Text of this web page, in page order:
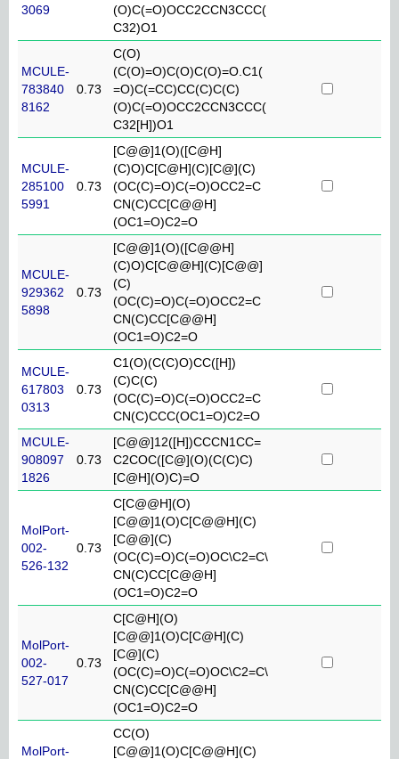
3069
(O)C(=O)OCC2CCN3CCC(
C32)O1
MCULE-
783840
8162
0.73
C(O)
(C(O)=O)C(O)C(O)=O.C1(
=O)C(=CC)CC(C)C(C)
(O)C(=O)OCC2CCN3CCC(
C32[H])O1
MCULE-
285100
5991
0.73
[C@@]1(O)([C@H]
(C)O)C[C@H](C)[C@](C)
(OC(C)=O)C(=O)OCC2=C
CN(C)CC[C@@H]
(OC1=O)C2=O
MCULE-
929362
5898
0.73
[C@@]1(O)([C@@H]
(C)O)C[C@@H](C)[C@@]
(C)
(OC(C)=O)C(=O)OCC2=C
CN(C)CC[C@@H]
(OC1=O)C2=O
MCULE-
617803
0313
0.73
C1(O)(C(C)O)CC([H])
(C)C(C)
(OC(C)=O)C(=O)OCC2=C
CN(C)CCC(OC1=O)C2=O
MCULE-
908097
1826
0.73
[C@@]12([H])CCCN1CC=
C2COC([C@](O)(C(C)C)
[C@H](O)C)=O
MolPort-
002-
526-132
0.73
C[C@@H](O)
[C@@]1(O)C[C@@H](C)
[C@@](C)
(OC(C)=O)C(=O)OC\C2=C\
CN(C)CC[C@@H]
(OC1=O)C2=O
MolPort-
002-
527-017
0.73
C[C@H](O)
[C@@]1(O)C[C@H](C)
[C@](C)
(OC(C)=O)C(=O)OC\C2=C\
CN(C)CC[C@@H]
(OC1=O)C2=O
MolPort-
CC(O)
[C@@]1(O)C[C@@H](C)